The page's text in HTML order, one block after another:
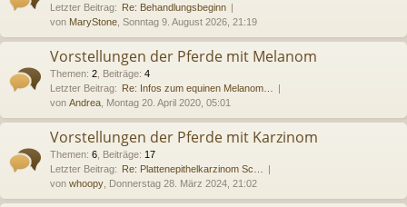
Letzter Beitrag: Re: Behandlungsbeginn
von MaryStone , Sonntag 9. August 2026, 21:19
Vorstellungen der Pferde mit Melanom
Themen: 2 Beiträge: 4
Letzter Beitrag: Re: Infos zum equinen Melanom…
von Andrea , Montag 20. April 2020, 05:01
Vorstellungen der Pferde mit Karzinom
Themen: 6 Beiträge: 17
Letzter Beitrag: Re: Plattenepithelkarzinom Sc…
von whoopy , Donnerstag 28. März 2024, 21:02